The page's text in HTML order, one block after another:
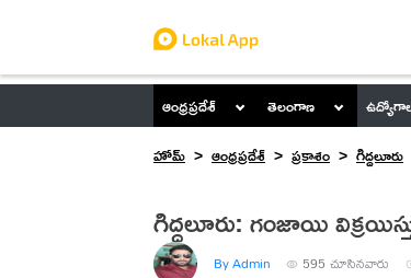
ఆంధ్రప్రదేశ్ తెలంగాణ
హోమ్
ఆంధ్రప్రదేశ్ ప్రకాశం గిద్దలూరు
గిద్దలూరు: గంజాయి
By Admin 595 చూసినవారు